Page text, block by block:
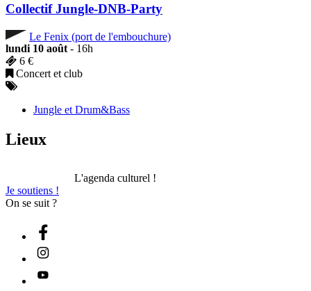
Collectif Jungle-DNB-Party
Le Fenix (port de l'embouchure)
lundi 10 août - 16h
6 €
Concert et club
Jungle et Drum&Bass
Lieux
L'agenda culturel !
Je soutiens !
On se suit ?